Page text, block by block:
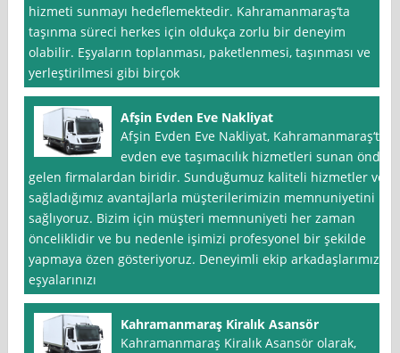
hizmeti sunmayı hedeflemektedir. Kahramanmaraş‘ta
taşınma süreci herkes için oldukça zorlu bir deneyim
olabilir. Eşyaların toplanması, paketlenmesi, taşınması ve
yerleştirilmesi gibi birçok
Afşin Evden Eve Nakliyat
Afşin Evden Eve Nakliyat, Kahramanmaraş‘ta
evden eve taşımacılık hizmetleri sunan önde
gelen firmalardan biridir. Sunduğumuz kaliteli hizmetler ve
sağladığımız avantajlarla müşterilerimizin memnuniyetini
sağlıyoruz. Bizim için müşteri memnuniyeti her zaman
önceliklidir ve bu nedenle işimizi profesyonel bir şekilde
yapmaya özen gösteriyoruz. Deneyimli ekip arkadaşlarımız,
eşyalarınızı
Kahramanmaraş Kiralık Asansör
Kahramanmaraş Kiralık Asansör olarak,